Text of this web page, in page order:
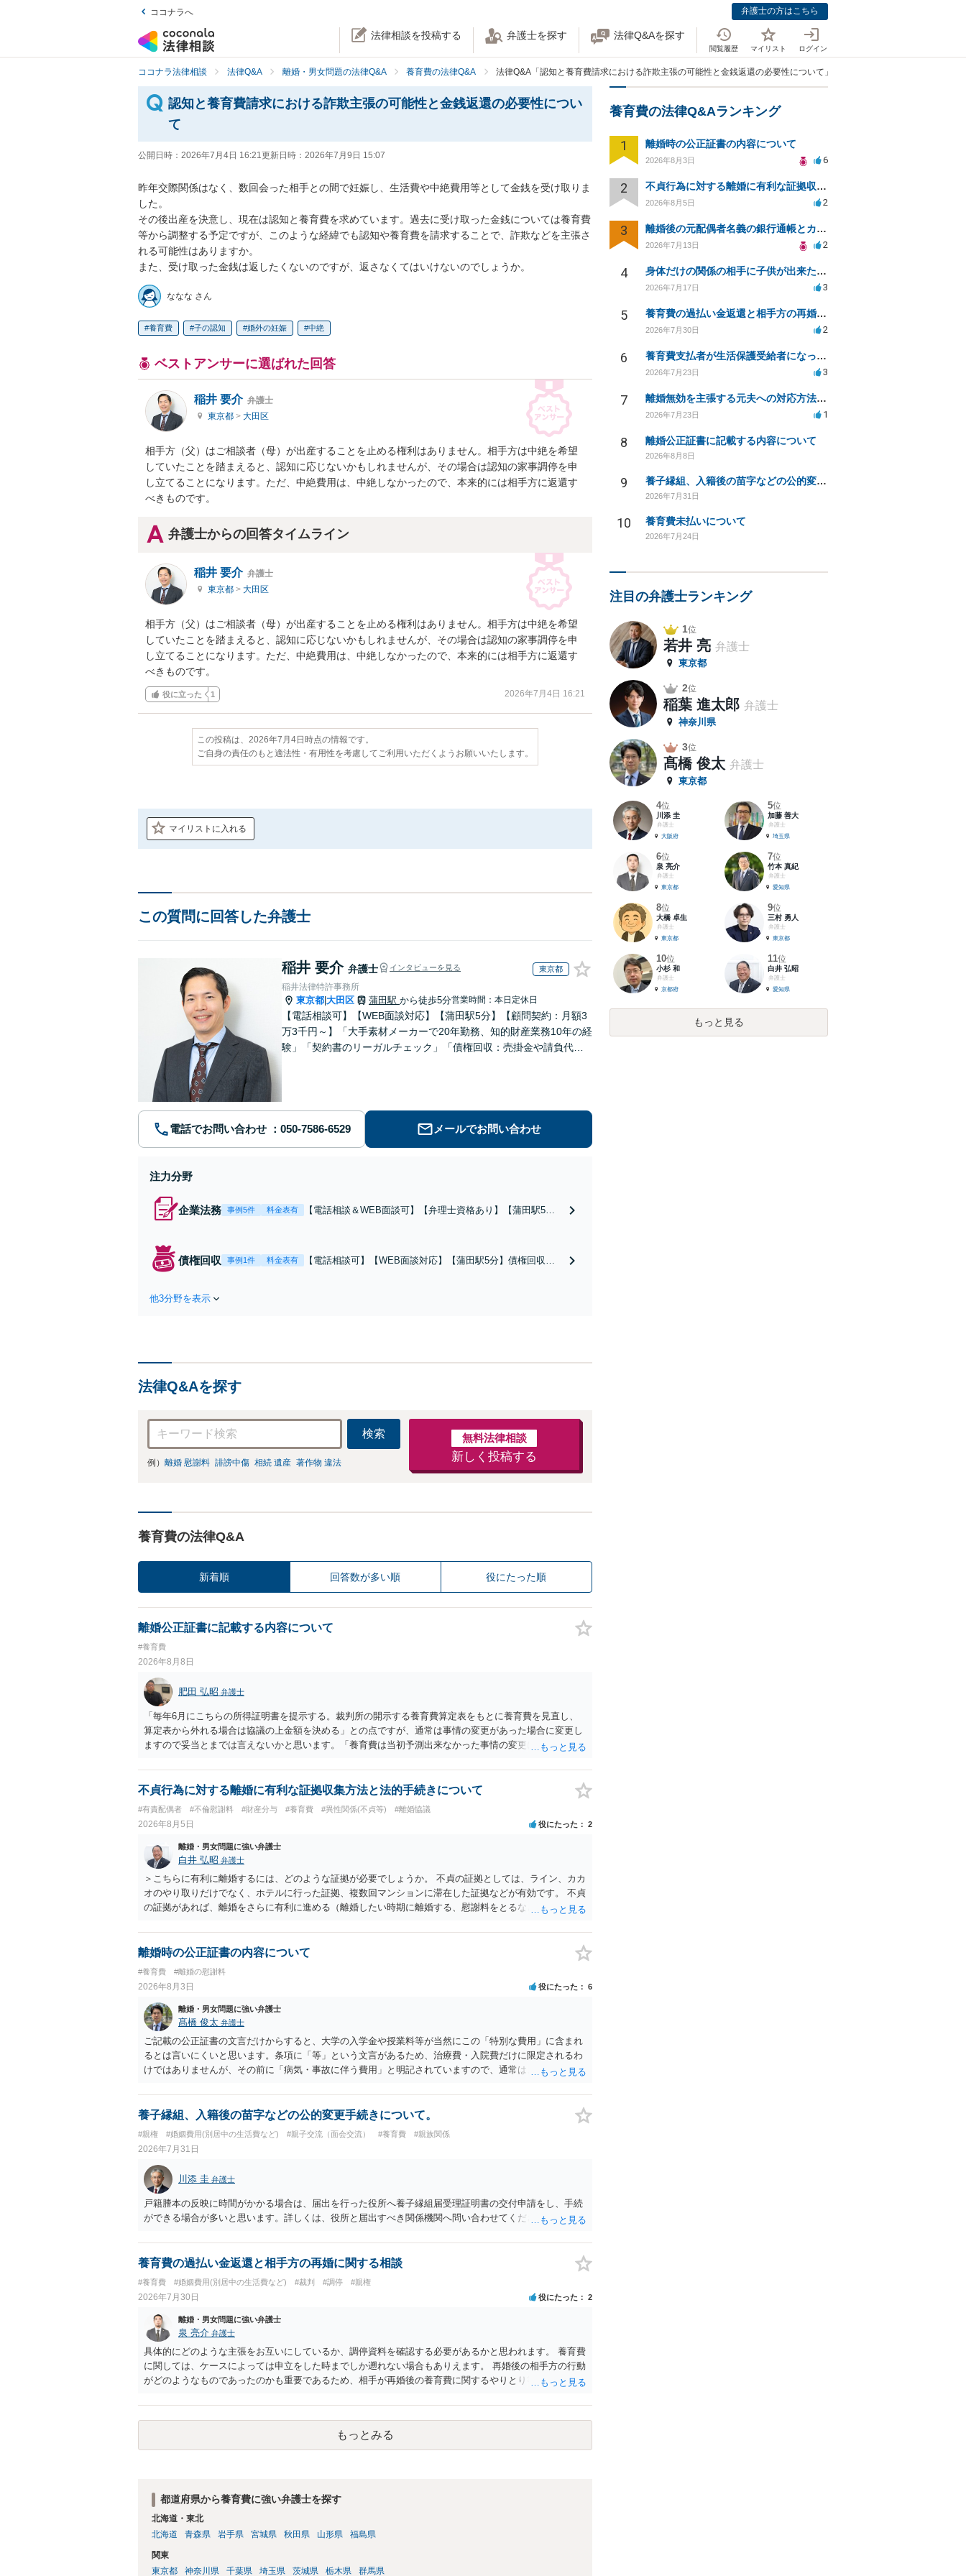
ココナラへ 弁護士の方はこちら
法律相談を投稿する 弁護士を探す 法律Q&Aを探す
閲覧履歴 マイリスト ログイン
ココナラ法律相談 法律Q&A 離婚・男女問題の法律Q&A 養育費の法律Q&A 法律Q&A「認知と養育費請求における詐欺主張の可能性と金銭返還の必要性について」
認知と養育費請求における詐欺主張の可能性と金銭返還の必要性につい
て
公開日時： 2026年7月4日 16:21更新日時： 2026年7月9日 15:07
昨年交際関係はなく、数回会った相手との間で妊娠し、生活費や中絶費用等として金銭を受け取りま
した。
その後出産を決意し、現在は認知と養育費を求めています。過去に受け取った金銭については養育費
等から調整する予定ですが、このような経緯でも認知や養育費を請求することで、詐欺などを主張さ
れる可能性はありますか。
また、受け取った金銭は返したくないのですが、返さなくてはいけないのでしょうか。
ななな さん
養育費 子の認知 婚外の妊娠 中絶
ベストアンサーに選ばれた回答
稲井 要介 弁護士
東京都 > 大田区
相手方（父）はご相談者（母）が出産することを止める権利はありません。相手方は中絶を希望
していたことを踏まえると、認知に応じないかもしれませんが、その場合は認知の家事調停を申
し立てることになります。ただ、中絶費用は、中絶しなかったので、本来的には相手方に返還す
べきものです。
弁護士からの回答タイムライン
稲井 要介 弁護士
東京都 > 大田区
相手方（父）はご相談者（母）が出産することを止める権利はありません。相手方は中絶を希望
していたことを踏まえると、認知に応じないかもしれませんが、その場合は認知の家事調停を申
し立てることになります。ただ、中絶費用は、中絶しなかったので、本来的には相手方に返還す
べきものです。
役に立った 1 2026年7月4日 16:21
この投稿は、2026年7月4日時点の情報です。
ご自身の責任のもと適法性・有用性を考慮してご利用いただくようお願いいたします。
マイリストに入れる
この質問に回答した弁護士
稲井 要介 弁護士 インタビューを見る 東京都
稲井法律特許事務所
東京都 大田区 蒲田駅 から徒歩5分営業時間：本日定休日
【電話相談可】【WEB面談対応】【蒲田駅5分】【顧問契約：月額3
万3千円～】「大手素材メーカーで20年勤務、知的財産業務10年の経
験」「契約書のリーガルチェック」「債権回収：売掛金や請負代金
電話でお問い合わせ メールでお問い合わせ
注力分野
企業法務 事例5件 料金表有
【電話相談＆WEB面談可】【弁理士資格あり】【蒲田駅5
ぐ予防法務を重視
債権回収 事例1件 料金表有
【電話相談可】【WEB面談対応】【蒲田駅5分】債権回収は
他3分野を表示
法律Q&Aを探す
検索
例） 離婚 慰謝料 誹謗中傷 相続 遺産 著作物 違法
無料法律相談
新しく投稿する
養育費の法律Q&A
新着順 回答数が多い順 役にたった順
離婚公正証書に記載する内容について
#養育費
2026年8月8日
肥田 弘昭 弁護士
「毎年6月にこちらの所得証明書を提示する。裁判所の開示する養育費算定表をもとに養育費を見直し、
算定表から外れる場合は協議の上金額を決める」との点ですが、通常は事情の変更があった場合に変更し
ますので妥当とまでは言えないかと思います。「養育費は当初予測出来なかった事情の変更により双方協
く事になり、上記のような文言が無くても養育費の見直しは適宜出来るかと思うのですが違うのでしょう
か？との点はそのとおりかと思います。養育費は事情の変更があった場合に変更するので毎年見直すこと
不貞行為に対する離婚に有利な証拠収集方法と法的手続きについて
#有責配偶者 #不倫慰謝料 #財産分与 #養育費 #異性関係(不貞等) #離婚協議
2026年8月5日 役にたった 2
離婚・男女問題に強い弁護士
白井 弘昭 弁護士
＞こちらに有利に離婚するには、どのような証拠が必要でしょうか。 不貞の証拠としては、ライン、カカ
オのやり取りだけでなく、ホテルに行った証拠、複数回マンションに滞在した証拠などが有効です。 不貞
の証拠があれば、離婚をさらに有利に進める（離婚したい時期に離婚する、慰謝料をとるなど）ことがで
がありますので、ご注意ください。 以上、ご参考まで。
離婚時の公正証書の内容について
#養育費 #離婚の慰謝料
2026年8月3日 役にたった 6
離婚・男女問題に強い弁護士
髙橋 俊太 弁護士
ご記載の公正証書の文言だけからすると、大学の入学金や授業料等が当然にこの「特別な費用」に含まれ
るとは言いにくいと思います。条項に「等」という文言があるため、治療費・入院費だけに限定されるわ
けではありませんが、その前に「病気・事故に伴う費用」と明記されていますので、通常は、病気や事故
す。したがって、大学の入学金、授業料、受験費用などの教育費についてまで、「この条項があるから当
然に半額を請求できる」とまでは言いにくいと思われます。なお、通常、大学進学費用をどこまで負担す
歴・収入・資産状況、進学先や費用などを踏まえて個別に検討することになります。公正証書の他の条項
において、養育費の終期についてどのように定められているか、大学進学に関する定めの有無、「教育
費」「進学費用」に関する定めの有無等について確認する必要があると考えられます。
養子縁組、入籍後の苗字などの公的変更手続きについて。
#親権 #婚姻費用(別居中の生活費など) #親子交流（面会交流） #養育費 #親族関係
2026年7月31日
川添 圭 弁護士
戸籍謄本の反映に時間がかかる場合は、届出を行った役所へ養子縁組届受理証明書の交付申請をし、手続
ができる場合が多いと思います。詳しくは、役所と届出すべき関係機関へ問い合わせてください。
養育費の過払い金返還と相手方の再婚に関する相談
#養育費 #婚姻費用(別居中の生活費など) #裁判 #調停 #親権
2026年7月30日 役にたった 2
離婚・男女問題に強い弁護士
泉 亮介 弁護士
具体的にどのような主張をお互いにしているか、調停資料を確認する必要があるかと思われます。 養育費
に関しては、ケースによっては申立をした時までしか遡れない場合もありえます。 再婚後の相手方の行動
がどのようなものであったのかも重要であるため、相手が再婚後の養育費に関するやりとり等があればそ
ことをお勧めいたします。
もっとみる
都道府県から養育費に強い弁護士を探す
北海道・東北
北海道
青森県 岩手県 宮城県 秋田県 山形県 福島県
関東
東京都
神奈川県 千葉県 埼玉県 茨城県 栃木県 群馬県
養育費の法律Q&Aランキング
1 離婚時の公正証書の内容について
2026年8月3日 6
2 不貞行為に対する離婚に有利な証拠収集方法と法的手続きについて
2026年8月5日 2
3 離婚後の元配偶者名義の銀行通帳とカードの処分方法について
2026年7月13日 2
4 身体だけの関係の相手に子供が出来たと言われ認知、養育費を要求されているが自身の子供か分からない
2026年7月17日 3
5 養育費の過払い金返還と相手方の再婚に関する相談
2026年7月30日 2
6 養育費支払者が生活保護受給者になった場合の支払い可否
2026年7月23日 3
7 離婚無効を主張する元夫への対応方法と注意点
2026年7月23日 1
8 離婚公正証書に記載する内容について
2026年8月8日
9 養子縁組、入籍後の苗字などの公的変更手続きについて。
2026年7月31日
10 養育費未払いについて
2026年7月24日
注目の弁護士ランキング
1位
若井 亮 弁護士
東京都
2位
稲葉 進太郎 弁護士
神奈川県
3位
髙橋 俊太 弁護士
東京都
4位
川添 圭
弁護士
大阪府
5位
加藤 善大
弁護士
埼玉県
6位
泉 亮介
弁護士
東京都
7位
竹本 真紀
弁護士
愛知県
8位
大橋 卓生
弁護士
東京都
9位
三村 勇人
弁護士
東京都
10位
小杉 和
弁護士
京都府
11位
白井 弘昭
弁護士
愛知県
もっと見る